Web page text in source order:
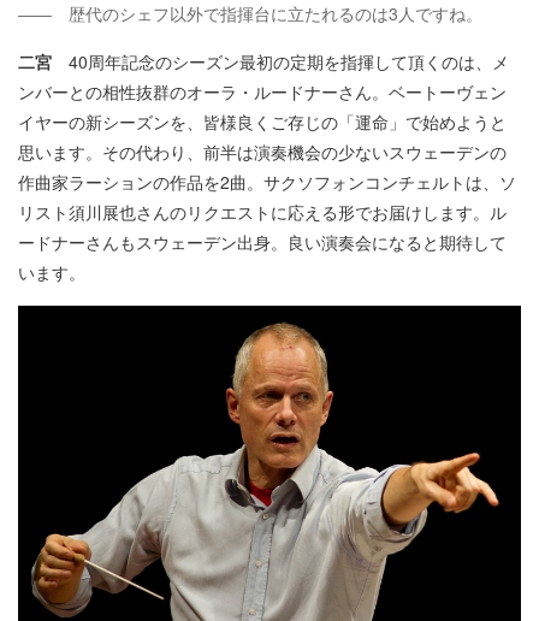
―― 歴代のシェフ以外で指揮台に立たれるのは3人ですね。
二宮 40周年記念のシーズン最初の定期を指揮して頂くのは、メ
ンバーとの相性抜群のオーラ・ルードナーさん。ベートーヴェン
イヤーの新シーズンを、皆様良くご存じの「運命」で始めようと
思います。その代わり、前半は演奏機会の少ないスウェーデンの
作曲家ラーションの作品を2曲。サクソフォンコンチェルトは、ソ
リスト須川展也さんのリクエストに応える形でお届けします。ル
ードナーさんもスウェーデン出身。良い演奏会になると期待して
います。